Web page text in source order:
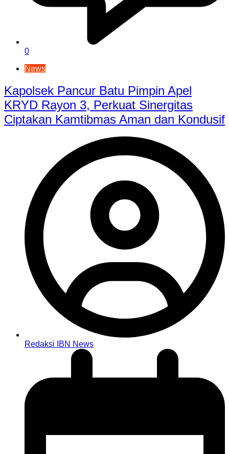
0
News
Kapolsek Pancur Batu Pimpin Apel
KRYD Rayon 3, Perkuat Sinergitas
Ciptakan Kamtibmas Aman dan Kondusif
Redaksi IBN News